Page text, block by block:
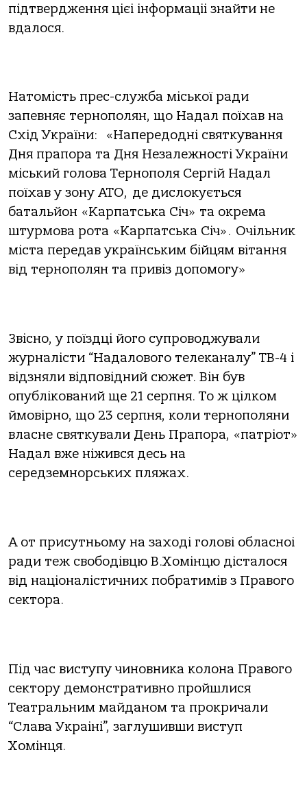
підтвердження цієі інформаціі знайти не
вдалося.
Натомість прес-служба міської ради
запевняє тернополян, що Надал поїхав на
Схід України: «Напередодні святкування
Дня прапора та Дня Незалежності України
міський голова Тернополя Сергій Надал
поїхав у зону АТО, де дислокується
батальйон «Карпатська Січ» та окрема
штурмова рота «Карпатська Січ». Очільник
міста передав українським бійцям вітання
від тернополян та привіз допомогу»
Звісно, у поїздці його супроводжували
журналісти “Надалового телеканалу” ТВ-4 і
відзняли відповідний сюжет. Він був
опублікований ще 21 серпня. То ж цілком
ймовірно, що 23 серпня, коли тернополяни
власне святкували День Прапора, «патріот»
Надал вже ніжився десь на
середземнорських пляжах.
А от присутньому на заході голові обласноі
ради теж свободівцю В.Хомінцю дісталося
від націоналістичних побратимів з Правого
сектора.
Під час виступу чиновника колона Правого
сектору демонстративно пройшлися
Театральним майданом та прокричали
“Слава Украіні”, заглушивши виступ
Хомінця.